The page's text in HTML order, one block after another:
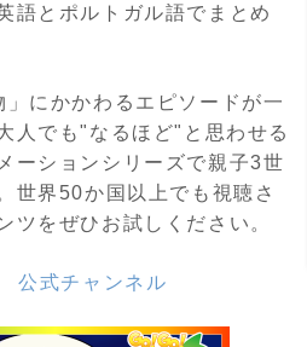
語とポルトガル語でまとめ
にかかわるエピソードが一
人でも"なるほど"と思わせる
ーションシリーズで親子3世
世界50か国以上でも視聴さ
ツをぜひお試しください。
公式チャンネル